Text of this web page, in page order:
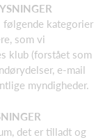
kategorier
som vi
klub (forstået som
e-mail
myndigheder.
det er tilladt og